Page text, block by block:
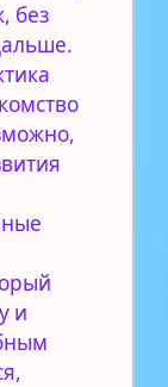
без
и